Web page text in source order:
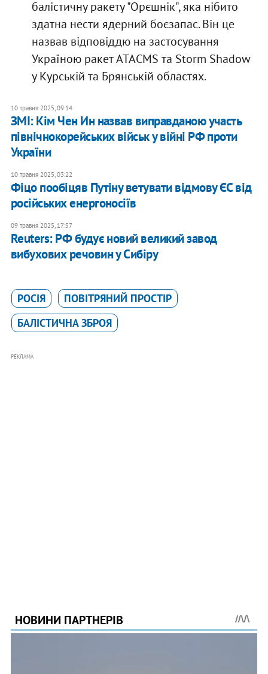
балістичну ракету "Орєшнік", яка нібито
здатна нести ядерний боєзапас. Він це
назвав відповіддю на застосування
Україною ракет ATACMS та Storm Shadow
у Курській та Брянській областях.
10 травня 2025, 09:14
ЗМІ: Кім Чен Ин назвав виправданою участь
північнокорейських військ у війні РФ проти
України
10 травня 2025, 03:22
Фіцо пообіцяв Путіну ветувати відмову ЄС від
російських енергоносіїв
09 травня 2025, 17:57
Reuters: РФ будує новий великий завод
вибухових речовин у Сибіру
РОСІЯ
ПОВІТРЯНИЙ ПРОСТІР
БАЛІСТИЧНА ЗБРОЯ
РЕКЛАМА